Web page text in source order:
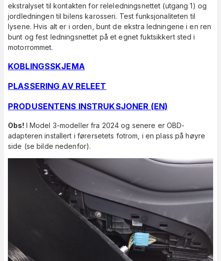
ekstralyset til kontakten for releledningsnettet (utgang 1) og
jordledningen til bilens karosseri. Test funksjonaliteten til
lysene. Hvis alt er i orden, bunt de ekstra ledningene i en ren
bunt og fest ledningsnettet på et egnet fuktsikkert sted i
motorrommet.
KOBLINGSSKJEMA
PLASSERING AV RELEET
PRODUSENTENS INSTRUKSJONER (EN)
Obs! I Model 3-modeller fra 2024 og senere er OBD-
adapteren installert i førersetets fotrom, i en plass på høyre
side (se bilde nedenfor).